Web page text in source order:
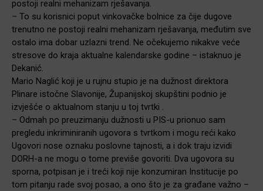
postoji realni mehanizam rješavanja.
– To su korisnici poput vinkovačke bolnice za čije dugove
trenutno ne postoji realni mehanizam rješavanja, međutim sve
ostalo ima dobar uzlazni trend. Ne očekujemo nikakve veće
stresove do kraja aktualne kalendarske godine – istaknuo je
Dekanić.
Mario Naglić koji je u rujnu stupio je na dužnost direktora
Plinare istočne Slavonije, Županijskoj skupštini podnio je
izvješće o aktualnom stanju u toj tvrtki .
– Odmah po preuzimanju dužnosti u PIS-u prionuo sam
pregledu inkriminiranih ugovora s tvrtkom i mogu reći kako
Ugovori nose oznaku poslovne tajnosti, a i dok traju izvidi
DORH-a ne mogu o tome previše govoriti. Dva ugovora su
sporna, potpisan je i treći koji nije konzumiran Institucije po
tom pitanju rade svoj posao, a ono što je za građane važno –